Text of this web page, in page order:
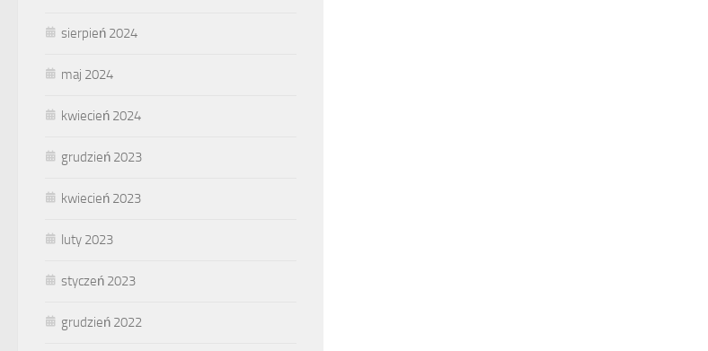
sierpień 2024
maj 2024
kwiecień 2024
grudzień 2023
kwiecień 2023
luty 2023
styczeń 2023
grudzień 2022